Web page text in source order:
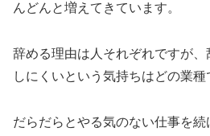
んどんと増えてきています。
辞める理由は人それぞれですが
しにくいという気持ちはどの業種
だらだらとやる気のない仕事を